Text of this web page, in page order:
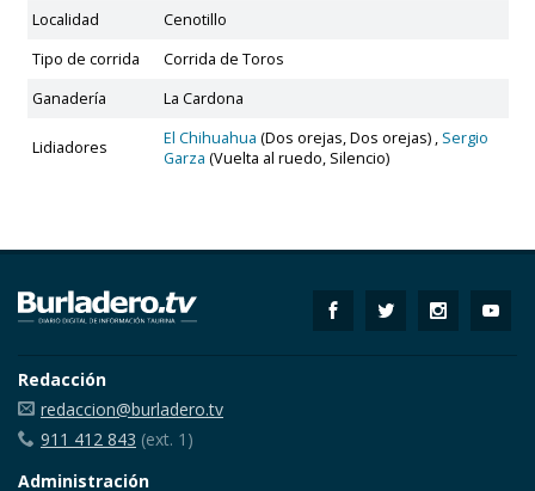
Localidad
Cenotillo
Tipo de corrida
Corrida de Toros
Ganadería
La Cardona
Lidiadores El Chihuahua (Dos orejas, Dos orejas) , Sergio
Garza (Vuelta al ruedo, Silencio)
Redacción
redaccion@burladero.tv
911 412 843 (ext. 1)
Administración